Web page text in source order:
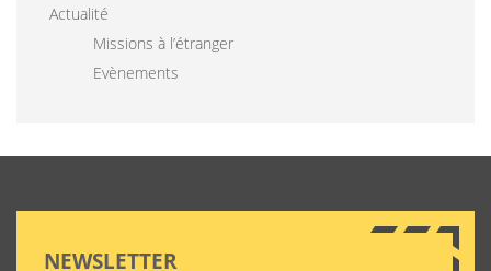
Actualité
Missions à l’étranger
Evènements
NEWSLETTER